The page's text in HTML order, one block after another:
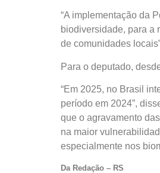
“A implementação da
biodiversidade, para a
de comunidades
Para o deputado,
“Em 2025, no Brasil
período em 2024”,
que o agravamento
na maior
especialmente nos
Da Redação – RS